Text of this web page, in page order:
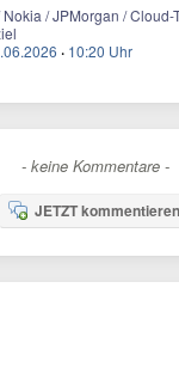
/ JPMorgan / Cloud-
· 10:20 Uhr
- keine Kommentare -
JETZT kommentieren